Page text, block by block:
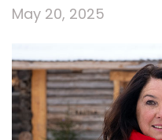
May 20, 2025